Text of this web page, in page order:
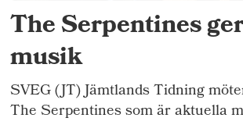
The Serpentines
musik
SVEG (JT) Jämtlands Tidning
The Serpentines som är aktuella